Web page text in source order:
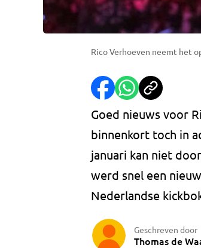
Rico Verhoeven neemt het
Goed nieuws voor
binnenkort toch in
januari kan niet
werd snel een
Nederlandse
Geschreven door
Thomas de